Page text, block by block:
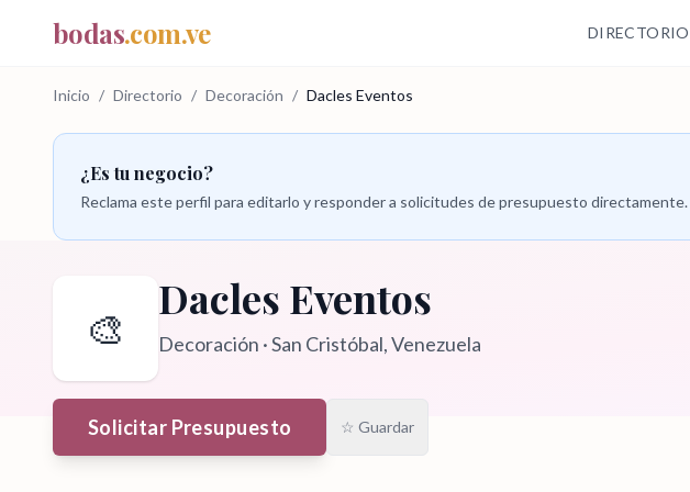
bodas.com.ve DIRECTORIO
Inicio / Directorio / Decoración / Dacles Eventos
¿Es tu negocio?
Reclama este perfil para editarlo y responder a solicitudes de presupuesto directamente.
🎨
Dacles Eventos
Decoración ·San Cristóbal, Venezuela
Solicitar Presupuesto ☆ Guardar